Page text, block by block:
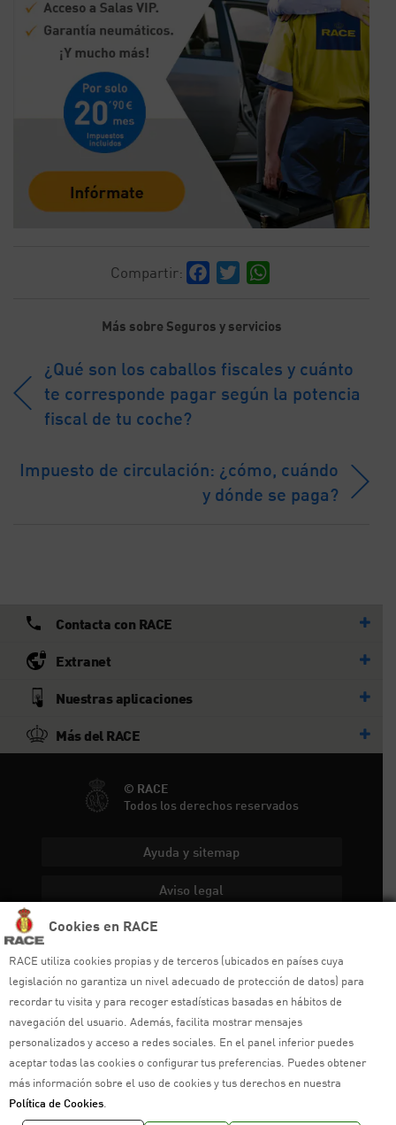
Cookies en RACE
RACE utiliza cookies propias y de terceros (ubicados en países cuya
legislación no garantiza un nivel adecuado de protección de datos) para
recordar tu visita y para recoger estadísticas basadas en hábitos de
navegación del usuario. Además, facilita mostrar mensajes
personalizados y acceso a redes sociales. En el panel inferior puedes
aceptar todas las cookies o configurar tus preferencias. Puedes obtener
más información sobre el uso de cookies y tus derechos en nuestra
Política de Cookies
Compartir: Facebook
Twitter
Más sobre Seguros y servicios
¿Qué son los caballos fiscales y cuánto
te corresponde pagar según la potencia
fiscal de tu coche?
Impuesto de circulación: ¿cómo, cuándo
y dónde se paga?
Contacta con RACE
Extranet
Nuestras aplicaciones
Más del RACE
© RACE
Todos los derechos reservados
Ayuda y sitemap
Aviso legal
Política de privacidad
Política de cookies
Política de venta
Política de calidad
Canal de denuncias